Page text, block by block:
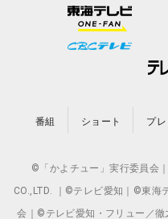
番組 ショート プ
©「かよチュー」実行委員会
CO.,LTD. ｜©テレビ愛知｜©東海
会｜©テレビ愛知・フリュー／